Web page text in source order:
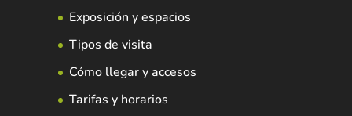
Exposición y espacios
Tipos de visita
Cómo llegar y accesos
Tarifas y horarios